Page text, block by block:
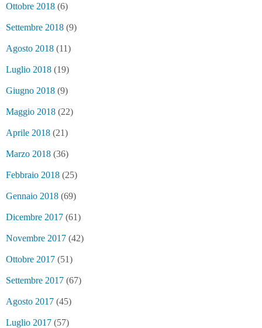
Ottobre 2018 (6)
Settembre 2018 (9)
Agosto 2018 (11)
Luglio 2018 (19)
Giugno 2018 (9)
Maggio 2018 (22)
Aprile 2018 (21)
Marzo 2018 (36)
Febbraio 2018 (25)
Gennaio 2018 (69)
Dicembre 2017 (61)
Novembre 2017 (42)
Ottobre 2017 (51)
Settembre 2017 (67)
Agosto 2017 (45)
Luglio 2017 (57)